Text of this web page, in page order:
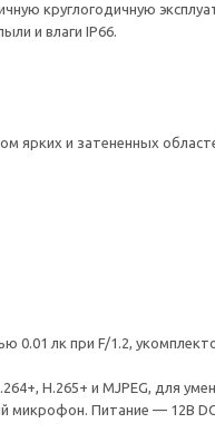
круглогодичную
и влаги IP66.
ярких и затененных
0.01 лк при F/1.2,
H.265+ и MJPEG, для
Питание — 12В DC